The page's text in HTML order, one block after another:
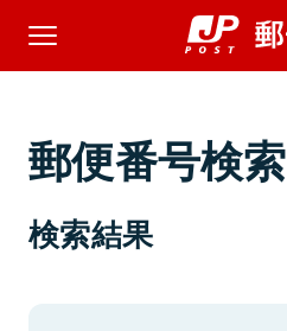
郵便番号検索
検索結果